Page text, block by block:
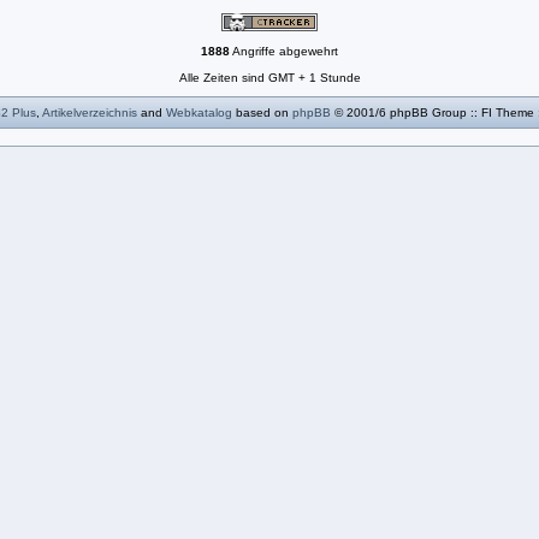
1888Angriffe abgewehrt
Alle Zeiten sind GMT + 1 Stunde
Plus Artikelverzeichnis and Webkatalog based on phpBB © 2001/6 phpBB Group :: FI Theme